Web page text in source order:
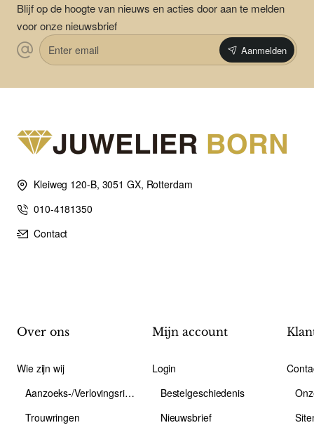
Blijf op de hoogte van nieuws en acties door aan te melden
voor onze nieuwsbrief
Enter
email
Aanmelden
Kleiweg 120-B, 3051 GX, Rotterdam
010-4181350
Contact
Over ons
Wie zijn wij
Aanzoeks-/Verlovingsring
Trouwringen
Mijn account
Login
Bestelgeschiedenis
Nieuwsbrief